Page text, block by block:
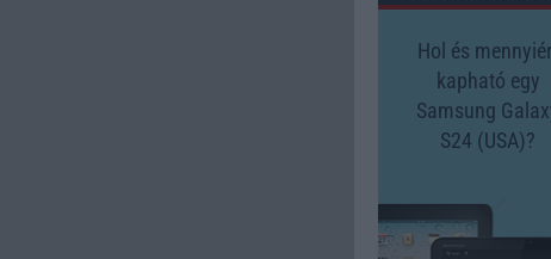
Hol és
kapható egy
Samsung
S24 (USA)?